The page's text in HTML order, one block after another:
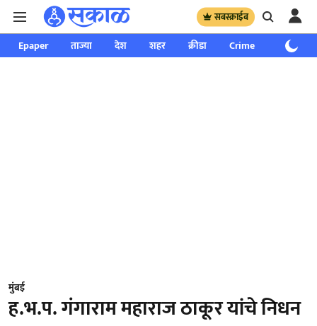
सबस्क्राईब
Epaper ताज्या देश शहर क्रीडा Crime साप्ताहिक
मुंबई
ह.भ.प. गंगाराम महाराज ठाकूर यांचे निधन